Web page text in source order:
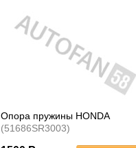
Опора пружины HONDA
(51686SR3003)